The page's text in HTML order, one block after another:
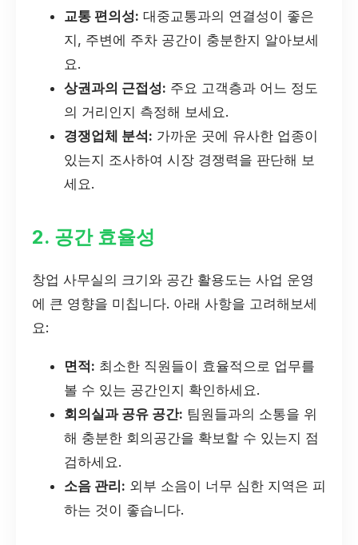
교통 편의성: 대중교통과의 연결성이 좋은
지, 주변에 주차 공간이 충분한지 알아보세
요.
상권과의 근접성: 주요 고객층과 어느 정도
의 거리인지 측정해 보세요.
경쟁업체 분석: 가까운 곳에 유사한 업종이
있는지 조사하여 시장 경쟁력을 판단해 보
세요.
2. 공간 효율성
창업 사무실의 크기와 공간 활용도는 사업 운영
에 큰 영향을 미칩니다. 아래 사항을 고려해보세
요:
면적: 최소한 직원들이 효율적으로 업무를
볼 수 있는 공간인지 확인하세요.
회의실과 공유 공간: 팀원들과의 소통을 위
해 충분한 회의공간을 확보할 수 있는지 점
검하세요.
소음 관리: 외부 소음이 너무 심한 지역은 피
하는 것이 좋습니다.